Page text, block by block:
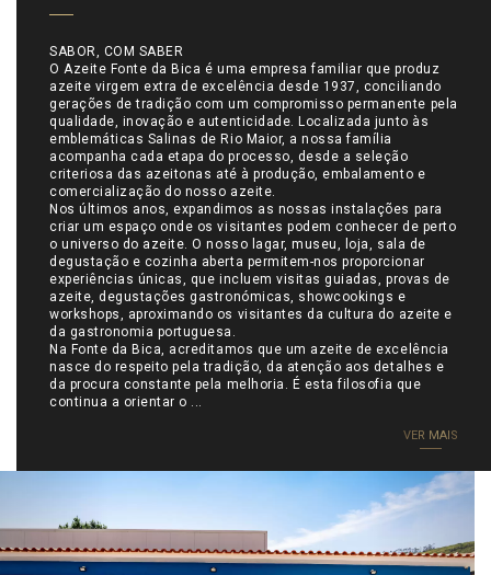
SABOR, COM SABER
O Azeite Fonte da Bica é uma empresa familiar que produz
azeite virgem extra de excelência desde 1937, conciliando
gerações de tradição com um compromisso permanente pela
qualidade, inovação e autenticidade. Localizada junto às
emblemáticas Salinas de Rio Maior, a nossa família
acompanha cada etapa do processo, desde a seleção
criteriosa das azeitonas até à produção, embalamento e
comercialização do nosso azeite.
Nos últimos anos, expandimos as nossas instalações para
criar um espaço onde os visitantes podem conhecer de perto
o universo do azeite. O nosso lagar, museu, loja, sala de
degustação e cozinha aberta permitem-nos proporcionar
experiências únicas, que incluem visitas guiadas, provas de
azeite, degustações gastronómicas, showcookings e
workshops, aproximando os visitantes da cultura do azeite e
da gastronomia portuguesa.
Na Fonte da Bica, acreditamos que um azeite de excelência
nasce do respeito pela tradição, da atenção aos detalhes e
da procura constante pela melhoria. É esta filosofia que
continua a orientar o ...
VER MAIS